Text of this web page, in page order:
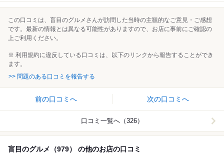
この口コミは、盲目のグルメさんが訪問した当時の主観的なご意見・ご感想
です。最新の情報とは異なる可能性がありますので、お店に事前にご確認の
上ご利用ください。
※ 利用規約に違反している口コミは、以下のリンクから報告することができ
ます。
>> 問題のある口コミを報告する
前の口コミへ 次の口コミへ
口コミ一覧へ（326）
盲目のグルメ（979） の他のお店の口コミ